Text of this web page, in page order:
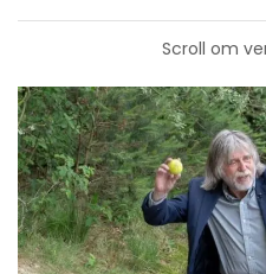
Scroll om